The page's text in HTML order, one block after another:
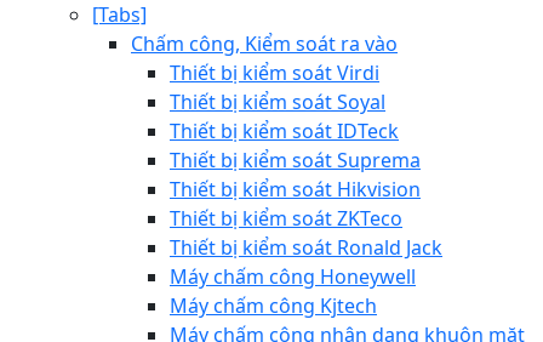
[Tabs]
Chấm công, Kiểm soát ra vào
Thiết bị kiểm soát Virdi
Thiết bị kiểm soát Soyal
Thiết bị kiểm soát IDTeck
Thiết bị kiểm soát Suprema
Thiết bị kiểm soát Hikvision
Thiết bị kiểm soát ZKTeco
Thiết bị kiểm soát Ronald Jack
Máy chấm công Honeywell
Máy chấm công Kjtech
Máy chấm công nhận dạng khuôn mặt